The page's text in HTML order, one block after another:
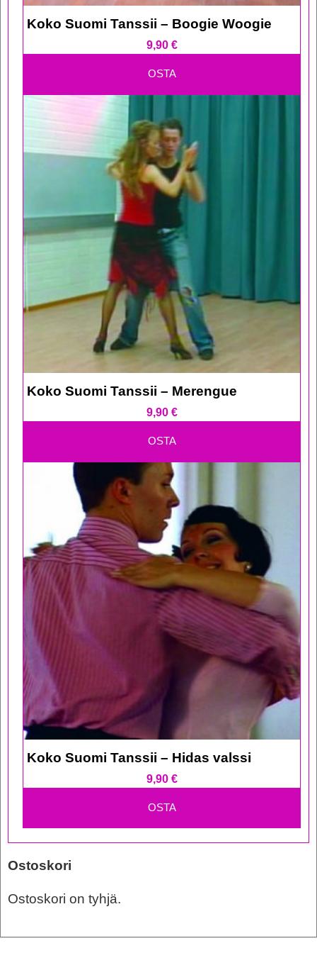
Koko Suomi Tanssii – Boogie Woogie
9,90 €
OSTA
Koko Suomi Tanssii – Merengue
9,90 €
OSTA
Koko Suomi Tanssii – Hidas valssi
9,90 €
OSTA
Ostoskori
Ostoskori on tyhjä.